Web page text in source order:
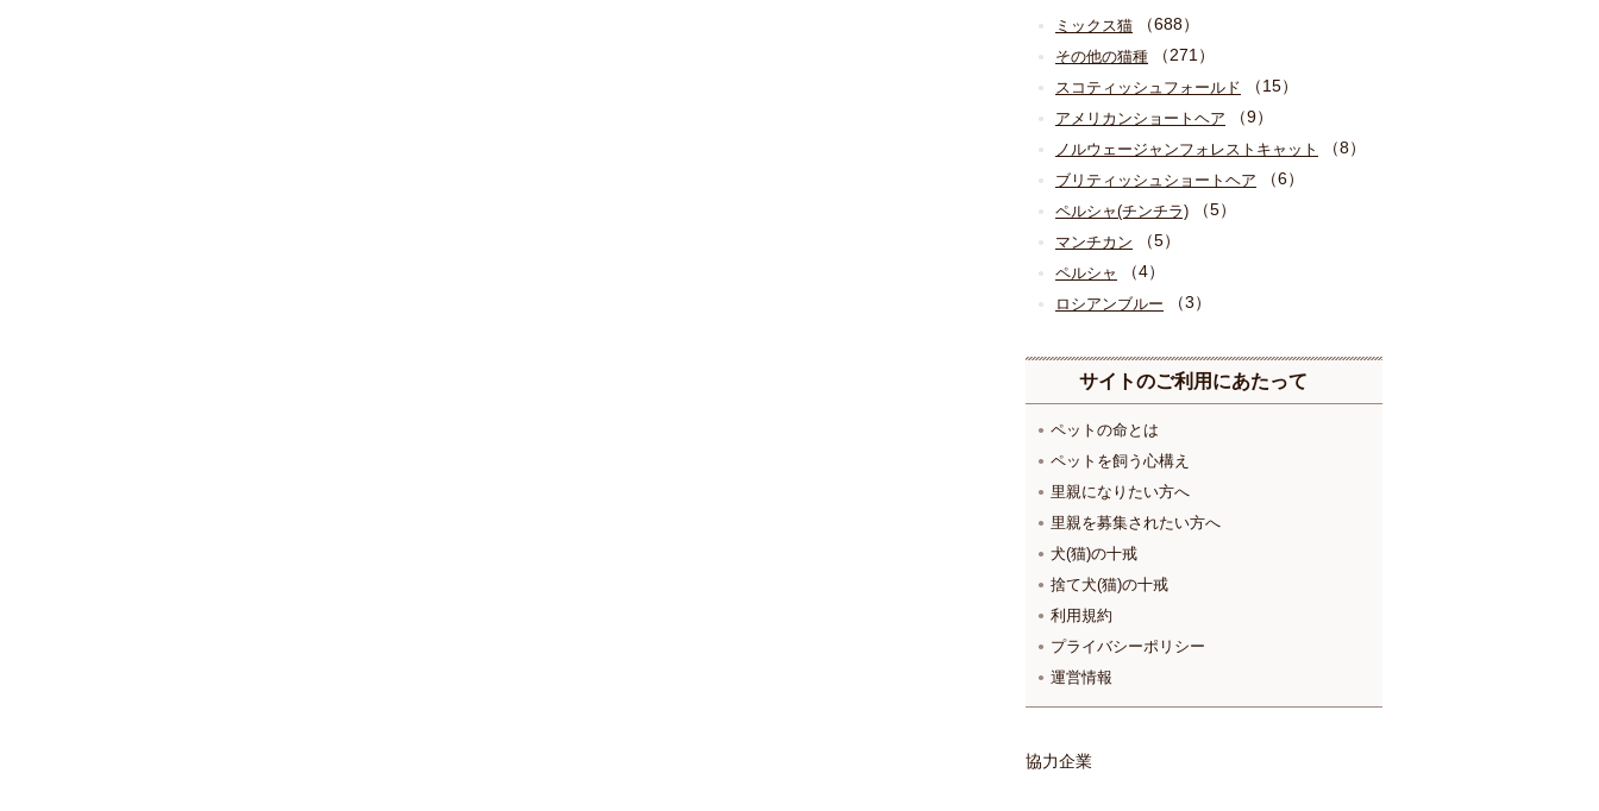
ミックス猫 （688）
その他の猫種 （271）
スコティッシュフォールド （15）
アメリカンショートヘア （9）
ノルウェージャンフォレストキャット （8）
ブリティッシュショートヘア （6）
ペルシャ(チンチラ) （5）
マンチカン （5）
ペルシャ （4）
ロシアンブルー （3）
サイトのご利用にあたって
ペットの命とは
ペットを飼う心構え
里親になりたい方へ
里親を募集されたい方へ
犬(猫)の十戒
捨て犬(猫)の十戒
利用規約
プライバシーポリシー
運営情報
協力企業